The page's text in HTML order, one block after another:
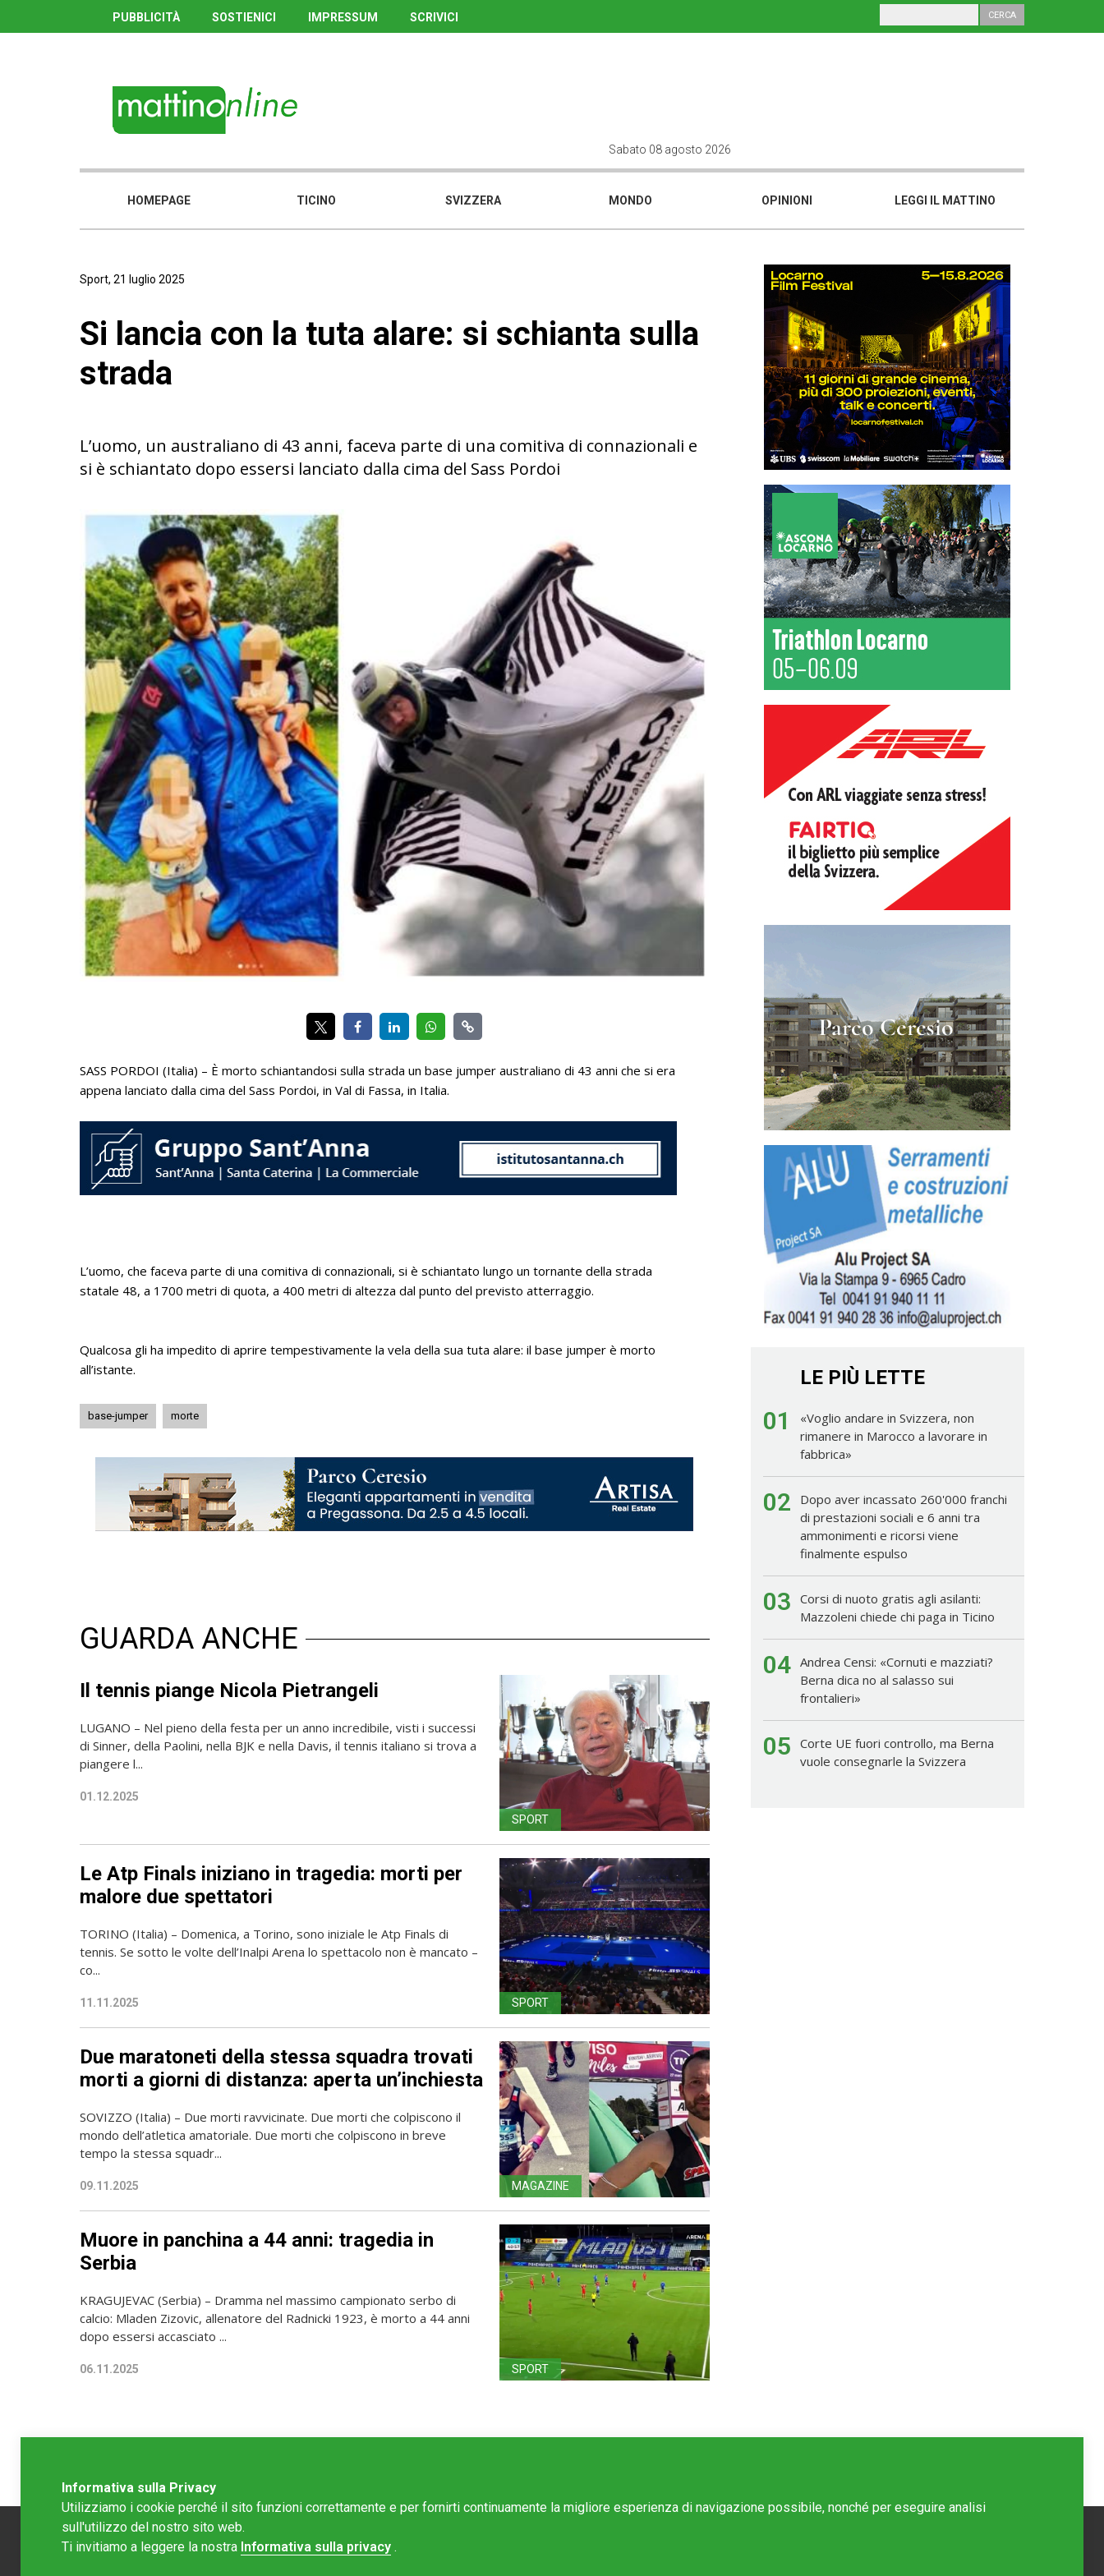
PUBBLICITÀ SOSTIENICI IMPRESSUM SCRIVICI
Sabato 08 agosto 2026
HOMEPAGE TICINO SVIZZERA MONDO OPINIONI LEGGI IL MATTINO
Sport, 21 luglio 2025
Si lancia con la tuta alare: si schianta sulla
strada
L’uomo, un australiano di 43 anni, faceva parte di una comitiva di connazionali e
si è schiantato dopo essersi lanciato dalla cima del Sass Pordoi
SASS PORDOI (Italia) – È morto schiantandosi sulla strada un base jumper australiano di 43 anni che si era
appena lanciato dalla cima del Sass Pordoi, in Val di Fassa, in Italia.
L’uomo, che faceva parte di una comitiva di connazionali, si è schiantato lungo un tornante della strada
statale 48, a 1700 metri di quota, a 400 metri di altezza dal punto del previsto atterraggio.
Qualcosa gli ha impedito di aprire tempestivamente la vela della sua tuta alare: il base jumper è morto
all’istante.
base-jumper morte
GUARDA ANCHE
Il tennis piange Nicola Pietrangeli
LUGANO – Nel pieno della festa per un anno incredibile, visti i successi
di Sinner, della Paolini, nella BJK e nella Davis, il tennis italiano si trova a
piangere l...
01.12.2025
SPORT
Le Atp Finals iniziano in tragedia: morti per
malore due spettatori
TORINO (Italia) – Domenica, a Torino, sono iniziale le Atp Finals di
tennis. Se sotto le volte dell’Inalpi Arena lo spettacolo non è mancato –
co...
11.11.2025 SPORT
Due maratoneti della stessa squadra trovati
morti a giorni di distanza: aperta un’inchiesta
SOVIZZO (Italia) – Due morti ravvicinate. Due morti che colpiscono il
mondo dell’atletica amatoriale. Due morti che colpiscono in breve
tempo la stessa squadr...
09.11.2025 MAGAZINE
Muore in panchina a 44 anni: tragedia in
Serbia
KRAGUJEVAC (Serbia) – Dramma nel massimo campionato serbo di
calcio: Mladen Zizovic, allenatore del Radnicki 1923, è morto a 44 anni
dopo essersi accasciato ...
06.11.2025 SPORT
LE PIÙ LETTE
01
«Voglio andare in Svizzera, non
rimanere in Marocco a lavorare in
fabbrica»
02
Dopo aver incassato 260'000 franchi
di prestazioni sociali e 6 anni tra
ammonimenti e ricorsi viene
finalmente espulso
03 Corsi di nuoto gratis agli asilanti:
Mazzoleni chiede chi paga in Ticino
04 Andrea Censi: «Cornuti e mazziati?
Berna dica no al salasso sui
frontalieri»
05 Corte UE fuori controllo, ma Berna
vuole consegnarle la Svizzera
Informativa sulla Privacy
Utilizziamo i cookie perché il sito funzioni correttamente e per fornirti continuamente la migliore esperienza di navigazione possibile, nonché per eseguire analisi
sull'utilizzo del nostro sito web.
Ti invitiamo a leggere la nostra Informativa sulla privacy .